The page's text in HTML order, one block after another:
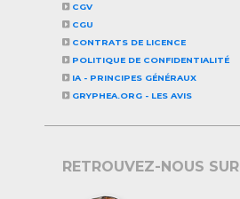
CGV
CGU
CONTRATS DE LICENCE
POLITIQUE DE CONFIDENTIALITÉ
IA - PRINCIPES GÉNÉRAUX
GRYPHEA.ORG - LES AVIS
RETROUVEZ-NOUS SUR